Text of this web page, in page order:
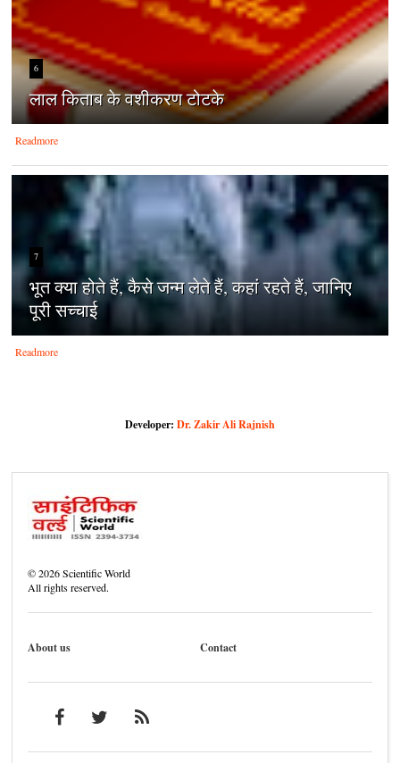
6
लाल किताब के वशीकरण टोटके
Readmore
7
भूत क्या होते हैं, कैसे जन्म लेते हैं, कहां रहते हैं, जानिए
पूरी सच्चाई
Readmore
Developer: Dr. Zakir Ali Rajnish
©2026Scientific World
All rights reserved.
About us Contact